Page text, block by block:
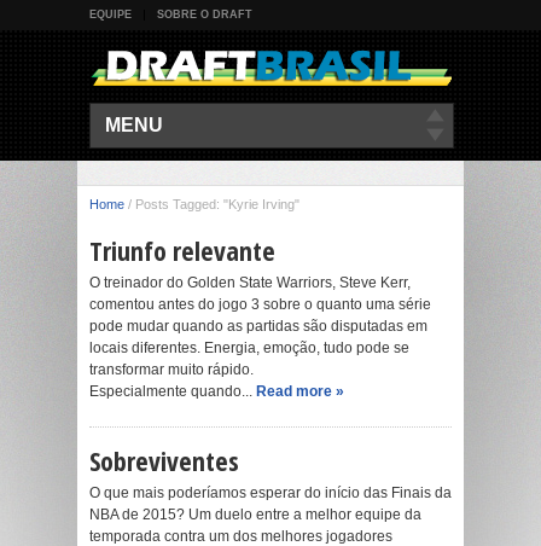
EQUIPE SOBRE O DRAFT
MENU
Home / Posts Tagged: "Kyrie Irving"
Triunfo relevante
O treinador do Golden State Warriors, Steve Kerr,
comentou antes do jogo 3 sobre o quanto uma série
pode mudar quando as partidas são disputadas em
locais diferentes. Energia, emoção, tudo pode se
transformar muito rápido.
Especialmente quando... Read more »
Sobreviventes
O que mais poderíamos esperar do início das Finais da
NBA de 2015? Um duelo entre a melhor equipe da
temporada contra um dos melhores jogadores